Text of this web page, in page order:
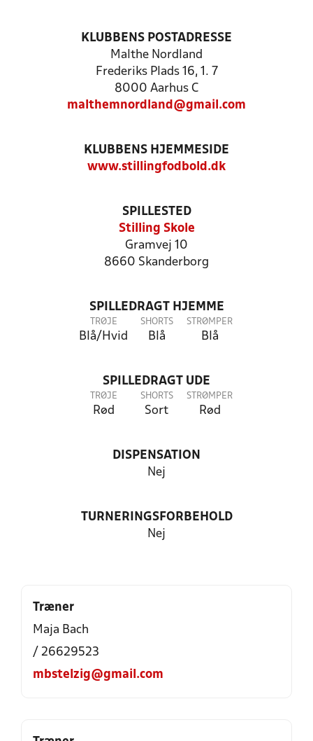
KLUBBENS POSTADRESSE
Malthe Nordland
Frederiks Plads 16, 1. 7
8000 Aarhus C
malthemnordland@gmail.com
KLUBBENS HJEMMESIDE
www.stillingfodbold.dk
SPILLESTED
Stilling Skole
Gramvej 10
8660 Skanderborg
SPILLEDRAGT HJEMME
TRØJE
Blå/Hvid
SHORTS
Blå
STRØMPER
Blå
SPILLEDRAGT UDE
TRØJE
Rød
SHORTS
Sort
STRØMPER
Rød
DISPENSATION
Nej
TURNERINGSFORBEHOLD
Nej
Træner
Maja Bach
/ 26629523
mbstelzig@gmail.com